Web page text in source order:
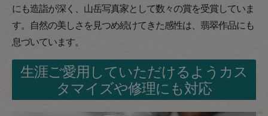
にも造詣が深く、山岳写真家として数々の賞を受賞していま
す。自然の美しさを見つめ続けてきた感性は、翡翠作品にも
息づいています。
生涯ご愛用していただけるようカス
タマイズや修理にも対応